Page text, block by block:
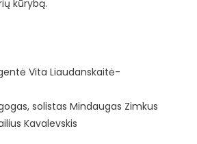
kūrybą.
Vita Liaudanskaitė-
solistas Mindaugas Zimkus
Kavalevskis